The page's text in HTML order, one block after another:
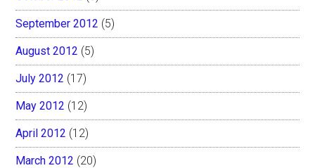
September 2012 (5)
August 2012 (5)
July 2012 (17)
May 2012 (12)
April 2012 (12)
March 2012 (20)